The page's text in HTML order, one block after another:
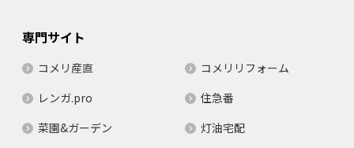
専門サイト
コメリ産直
コメリリフォーム
レンガ.pro
住急番
菜園&ガーデン
灯油宅配